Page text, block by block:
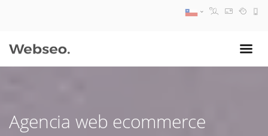
Agencia web ecommerce
09:30 AM A 18:30 PM